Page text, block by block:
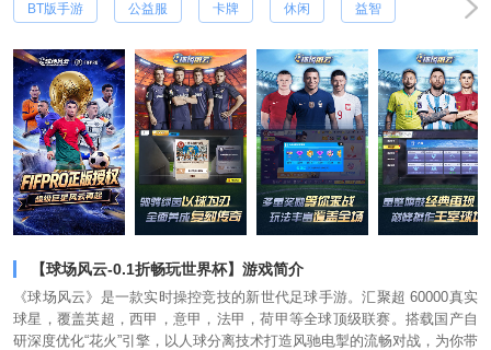
BT版手游 公益服 卡牌 休闲 益智
【球场风云-0.1折畅玩世界杯】游戏简介
《球场风云》是一款实时操控竞技的新世代足球手游。汇聚超 60000真实
球星，覆盖英超，西甲，意甲，法甲，荷甲等全球顶级联赛。搭载国产自
研深度优化“花火”引擎，以人球分离技术打造风驰电掣的流畅对战，为你带